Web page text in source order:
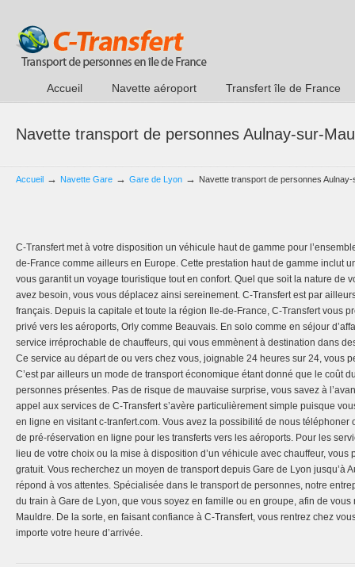
Accueil Navette aéroport Transfert île de France
Navette transport de personnes Aulnay-sur-
Accueil → Navette Gare → Gare de Lyon → Navette transport de personnes
C-Transfert met à votre disposition un véhicule haut de gamme pour
de-France comme ailleurs en Europe. Cette prestation haut de gamme inclut
vous garantit un voyage touristique tout en confort. Quel que soit la nature de
avez besoin, vous vous déplacez ainsi sereinement. C-Transfert est par
français. Depuis la capitale et toute la région Ile-de-France, C-Transfert vous
privé vers les aéroports, Orly comme Beauvais. En solo comme en séjour
service irréprochable de chauffeurs, qui vous emmènent à destination dans
Ce service au départ de ou vers chez vous, joignable 24 heures sur 24, vous
C’est par ailleurs un mode de transport économique étant donné que le coût
personnes présentes. Pas de risque de mauvaise surprise, vous savez à
appel aux services de C-Transfert s’avère particulièrement simple puisque
en ligne en visitant c-tranfert.com. Vous avez la possibilité de nous
de pré-réservation en ligne pour les transferts vers les aéroports. Pour les
lieu de votre choix ou la mise à disposition d’un véhicule avec chauffeur, vous
gratuit. Vous recherchez un moyen de transport depuis Gare de Lyon jusqu’à
répond à vos attentes. Spécialisée dans le transport de personnes, notre
du train à Gare de Lyon, que vous soyez en famille ou en groupe, afin de vous
Mauldre. De la sorte, en faisant confiance à C-Transfert, vous rentrez chez
importe votre heure d’arrivée.